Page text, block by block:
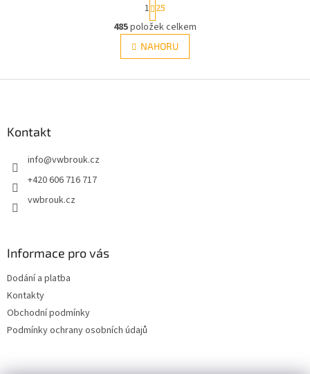
O
v
l
á
t
r
á
n
k
v
1 25
485položek celkem
NAHORU
Kontakt
info@vwbrouk.cz
+420 606 716 717
vwbrouk.cz
Informace pro vás
Dodání a platba
Kontakty
Obchodní podmínky
Podmínky ochrany osobních údajů